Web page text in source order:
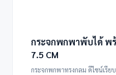
กระจกพกพาพับได้ พ
7.5 CM
กระจกพกพาทรงกลม ดีไซน์เรี